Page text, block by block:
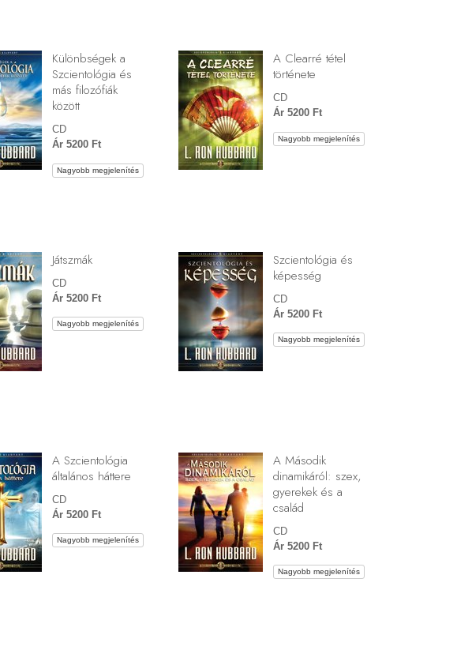
Különbségek a
Szcientológia és
más filozófiák
között
CD
Ár 5200 Ft
Nagyobb megjelenítés
A Clearré tétel
története
CD
Ár 5200 Ft
Nagyobb megjelenítés
Játszmák
CD
Ár 5200 Ft
Nagyobb megjelenítés
Szcientológia és
képesség
CD
Ár 5200 Ft
Nagyobb megjelenítés
A Szcientológia
általános háttere
CD
Ár 5200 Ft
Nagyobb megjelenítés
A Második
dinamikáról: szex,
gyerekek és a
család
CD
Ár 5200 Ft
Nagyobb megjelenítés